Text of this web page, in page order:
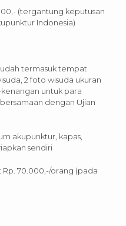
(tergantung keputusan
Indonesia)
termasuk tempat
2 foto wisuda ukuran
untuk para
dengan Ujian
akupunktur, kapas,
sendiri
: Rp. 70.000,-/orang (pada